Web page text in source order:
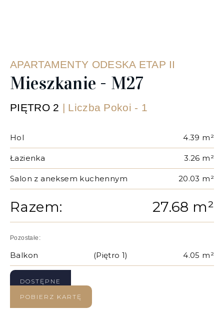
APARTAMENTY ODESKA ETAP II
Mieszkanie - M27
PIĘTRO 2 | Liczba Pokoi - 1
Hol 4.39 m²
Łazienka 3.26 m²
Salon z aneksem kuchennym 20.03 m²
Razem: 27.68 m²
Pozostałe:
Balkon (Piętro 1) 4.05 m²
DOSTĘPNE
POBIERZ KARTĘ